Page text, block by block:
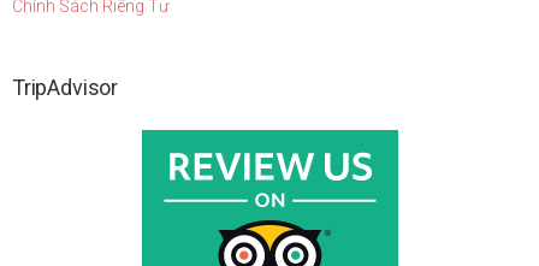
Chính Sách Riêng Tư
TripAdvisor